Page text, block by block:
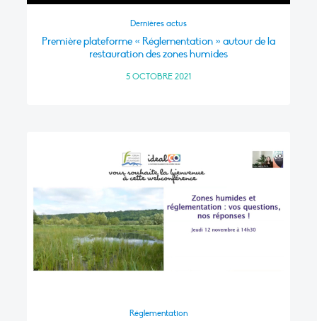
Dernières actus
Première plateforme « Réglementation » autour de la
restauration des zones humides
5 OCTOBRE 2021
Réglementation